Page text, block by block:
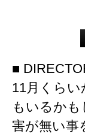
■
11月くら
もいるか
害が無い事